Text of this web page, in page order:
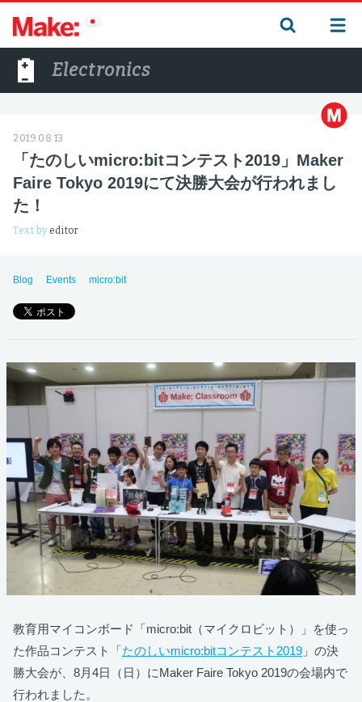
Electronics
2019.08.13
「たのしいmicro:bitコンテスト2019」Maker
Faire Tokyo 2019にて決勝大会が行われまし
た！
Text by editor
Blog Events micro:bit
教育用マイコンボード「micro:bit（マイクロビット）」を使っ
た作品コンテスト「たのしいmicro:bitコンテスト2019 」の決
勝大会が、8月4日（日）にMaker Faire Tokyo 2019の会場内で
行われました。